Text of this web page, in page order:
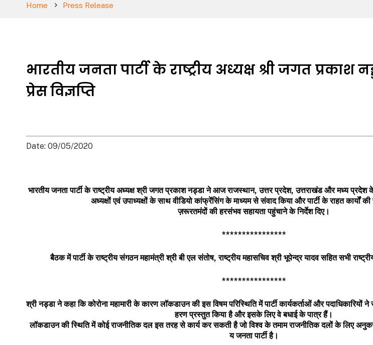
Home Press Release
भारतीय जनता पार्टी के राष्ट्रीय अध्यक्ष श्री जगत प्रकाश
प्रेस विज्ञप्ति
Date: 09/05/2020
भारतीय जनता पार्टी के राष्ट्रीय अध्यक्ष श्री जगत प्रकाश नड्डा ने आज राजस्थान,उत्तर प्रदेश,उत्तराखंड और मध्य प्रदेश
अध्यक्षों एवं उपाध्यक्षों के साथ वीडियो कांफ्रेंसिंग के माध्यम से संवाद किया और पार्टी के राहत कार्यों की
ज़रूरतमंदों की हरसंभव सहायता पहुंचाने के निर्देश दिए।
****************
बैठक में पार्टी के राष्ट्रीय संगठन महामंत्री श्री बी एल संतोष,राष्ट्रीय महासचिव श्री भूपेन्द्र यादव सहित सभी
****************
श्री नड्डा ने कहा कि कोरोना महामारी के कारण लॉकडाउन की इस विषम परिस्थिति में पार्टी कार्यकर्ताओं और पदाधिकारियों ने
हरण प्रस्तुत किया है और इसके लिए वे बधाई के पात्र हैं।
लॉकडाउन की स्थिति में कोई राजनीतिक दल इस तरह से कार्य कर सकती है जो विश्व के तमाम राजनीतिक दलों के लिए
य जनता पार्टी है।